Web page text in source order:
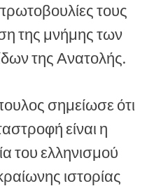
πρωτοβουλίες τους
της μνήμης των
της Ανατολής.
σημείωσε ότι
είναι η
του ελληνισμού
ιστορίας